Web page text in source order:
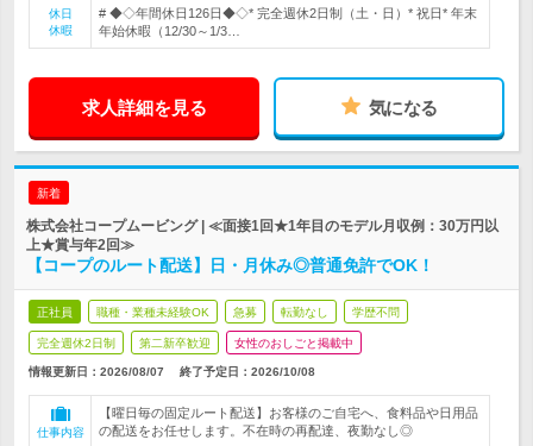
休日
休暇
# ◆◇年間休日126日◆◇* 完全週休2日制（土・日）* 祝日* 年末
年始休暇（12/30～1/3…
求人詳細を見る 気になる
新着
株式会社コープムービング | ≪面接1回★1年目のモデル月収例：30万円以
上★賞与年2回≫
【コープのルート配送】日・月休み◎普通免許でOK！
正社員 職種・業種未経験OK 急募 転勤なし 学歴不問
完全週休2日制 第二新卒歓迎 女性のおしごと掲載中
情報更新日：2026/08/07 終了予定日： 2026/10/08
仕事内容
【曜日毎の固定ルート配送】お客様のご自宅へ、食料品や日用品
の配送をお任せします。不在時の再配達、夜勤なし◎